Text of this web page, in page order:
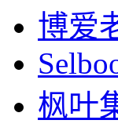
博爱
枫叶